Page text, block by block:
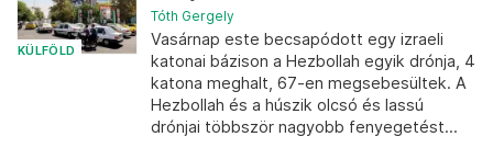
KÜLFÖLD
Tóth Gergely
Vasárnap este becsapódott egy izraeli
katonai bázison a Hezbollah egyik drónja, 4
katona meghalt, 67-en megsebesültek. A
Hezbollah és a húszik olcsó és lassú
drónjai többször nagyobb fenyegetést...